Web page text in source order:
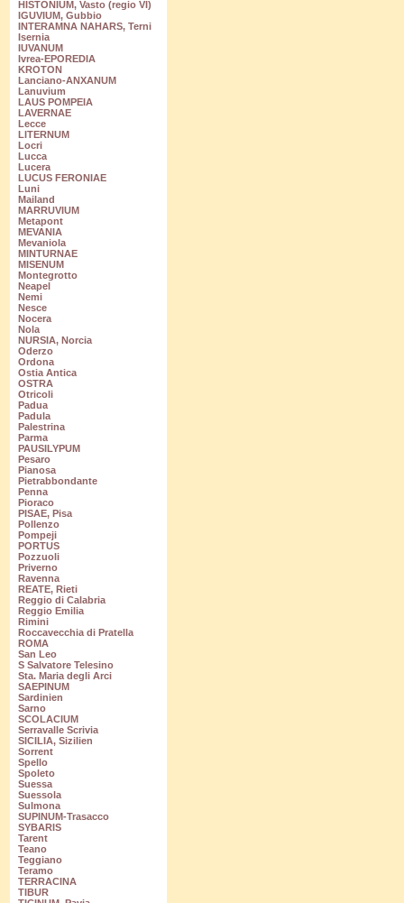
HISTONIUM, Vasto (regio VI)
IGUVIUM, Gubbio
INTERAMNA NAHARS, Terni
Isernia
IUVANUM
Ivrea-EPOREDIA
KROTON
Lanciano-ANXANUM
Lanuvium
LAUS POMPEIA
LAVERNAE
Lecce
LITERNUM
Locri
Lucca
Lucera
LUCUS FERONIAE
Luni
Mailand
MARRUVIUM
Metapont
MEVANIA
Mevaniola
MINTURNAE
MISENUM
Montegrotto
Neapel
Nemi
Nesce
Nocera
Nola
NURSIA, Norcia
Oderzo
Ordona
Ostia Antica
OSTRA
Otricoli
Padua
Padula
Palestrina
Parma
PAUSILYPUM
Pesaro
Pianosa
Pietrabbondante
Penna
Pioraco
PISAE, Pisa
Pollenzo
Pompeji
PORTUS
Pozzuoli
Priverno
Ravenna
REATE, Rieti
Reggio di Calabria
Reggio Emilia
Rimini
Roccavecchia di Pratella
ROMA
San Leo
S Salvatore Telesino
Sta. Maria degli Arci
SAEPINUM
Sardinien
Sarno
SCOLACIUM
Serravalle Scrivia
SICILIA, Sizilien
Sorrent
Spello
Spoleto
Suessa
Suessola
Sulmona
SUPINUM-Trasacco
SYBARIS
Tarent
Teano
Teggiano
Teramo
TERRACINA
TIBUR